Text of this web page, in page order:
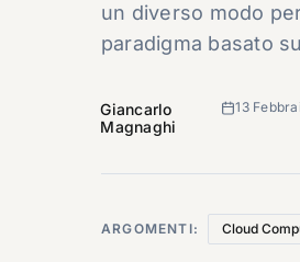
un diverso modo
paradigma basato
Giancarlo
Magnaghi
13
ARGOMENTI: Cloud